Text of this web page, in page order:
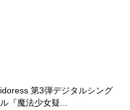
idoress 第3弾デジタルシング
ル『魔法少女疑...